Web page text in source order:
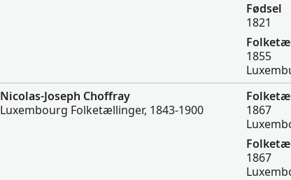
Fødsel
1821
1855
Nicolas-Joseph Choffray
Luxembourg Folketællinger, 1843-1900
1867
1867